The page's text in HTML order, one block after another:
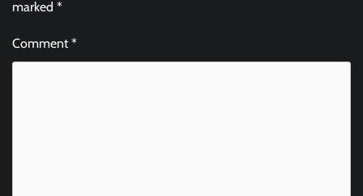
marked *
Comment*